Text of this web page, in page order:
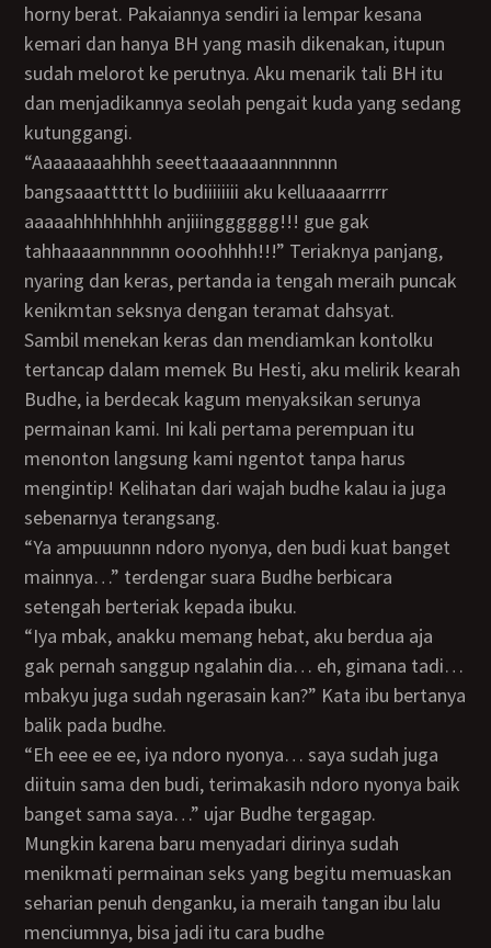
horny berat. Pakaiannya sendiri ia lempar kesana
kemari dan hanya BH yang masih dikenakan, itupun
sudah melorot ke perutnya. Aku menarik tali BH itu
dan menjadikannya seolah pengait kuda yang sedang
kutunggangi.
“Aaaaaaaahhhh seeettaaaaaannnnnnn
bangsaaatttttt lo budiiiiiiii aku kelluaaaarrrrr
aaaaahhhhhhhhh anjiiingggggg!!! gue gak
tahhaaaannnnnnn oooohhhh!!!” Teriaknya panjang,
nyaring dan keras, pertanda ia tengah meraih puncak
kenikmtan seksnya dengan teramat dahsyat.
Sambil menekan keras dan mendiamkan kontolku
tertancap dalam memek Bu Hesti, aku melirik kearah
Budhe, ia berdecak kagum menyaksikan serunya
permainan kami. Ini kali pertama perempuan itu
menonton langsung kami ngentot tanpa harus
mengintip! Kelihatan dari wajah budhe kalau ia juga
sebenarnya terangsang.
“Ya ampuuunnn ndoro nyonya, den budi kuat banget
mainnya…” terdengar suara Budhe berbicara
setengah berteriak kepada ibuku.
“Iya mbak, anakku memang hebat, aku berdua aja
gak pernah sanggup ngalahin dia… eh, gimana tadi…
mbakyu juga sudah ngerasain kan?” Kata ibu bertanya
balik pada budhe.
“Eh eee ee ee, iya ndoro nyonya… saya sudah juga
diituin sama den budi, terimakasih ndoro nyonya baik
banget sama saya…” ujar Budhe tergagap.
Mungkin karena baru menyadari dirinya sudah
menikmati permainan seks yang begitu memuaskan
seharian penuh denganku, ia meraih tangan ibu lalu
menciumnya, bisa jadi itu cara budhe